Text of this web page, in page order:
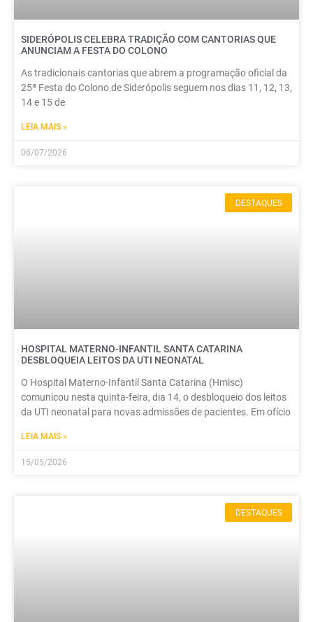
SIDERÓPOLIS CELEBRA TRADIÇÃO COM CANTORIAS QUE
ANUNCIAM A FESTA DO COLONO
As tradicionais cantorias que abrem a programação oficial da
25ª Festa do Colono de Siderópolis seguem nos dias 11, 12, 13,
14 e 15 de
LEIA MAIS »
06/07/2026
DESTAQUES
HOSPITAL MATERNO-INFANTIL SANTA CATARINA
DESBLOQUEIA LEITOS DA UTI NEONATAL
O Hospital Materno-Infantil Santa Catarina (Hmisc)
comunicou nesta quinta-feira, dia 14, o desbloqueio dos leitos
da UTI neonatal para novas admissões de pacientes. Em ofício
LEIA MAIS »
15/05/2026
DESTAQUES